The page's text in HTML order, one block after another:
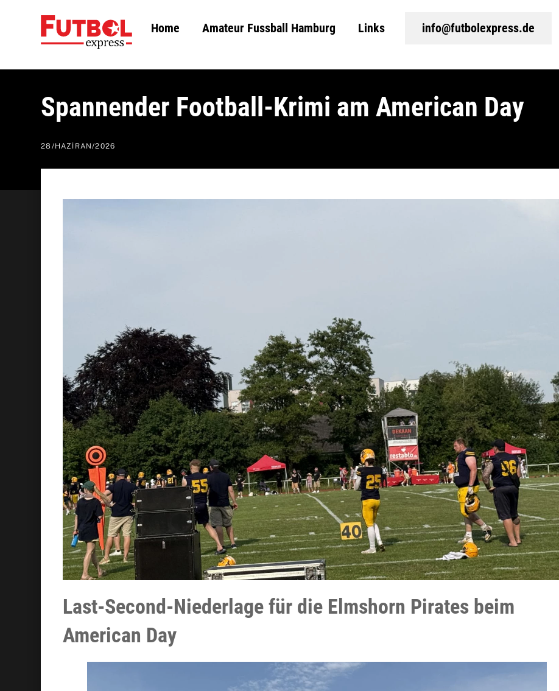
content
Home Amateur Fussball Hamburg Links info@futbolexpress.de
Spannender Football-Krimi am American Day
28 /HAZIRAN/2026
Last-Second-Niederlage für die Elmshorn Pirates beim
American Day